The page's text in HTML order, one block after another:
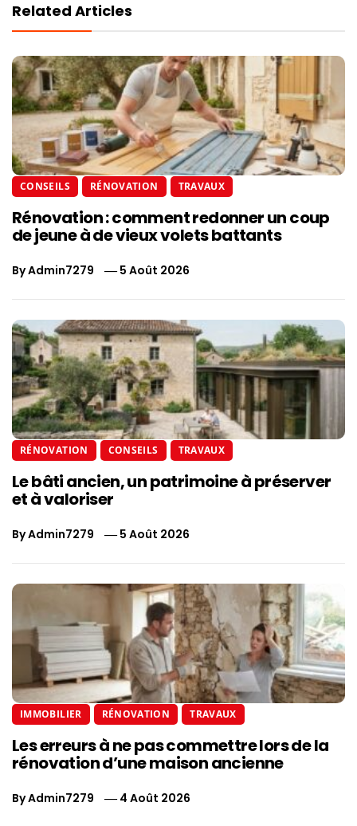
Related Articles
CONSEILS RÉNOVATION TRAVAUX
Rénovation : comment redonner un coup
de jeune à de vieux volets battants
ByAdmin7279 5 Août 2026
RÉNOVATION CONSEILS TRAVAUX
Le bâti ancien, un patrimoine à préserver
et à valoriser
ByAdmin7279 5 Août 2026
IMMOBILIER RÉNOVATION TRAVAUX
Les erreurs à ne pas commettre lors de la
rénovation d’une maison ancienne
ByAdmin7279 4 Août 2026